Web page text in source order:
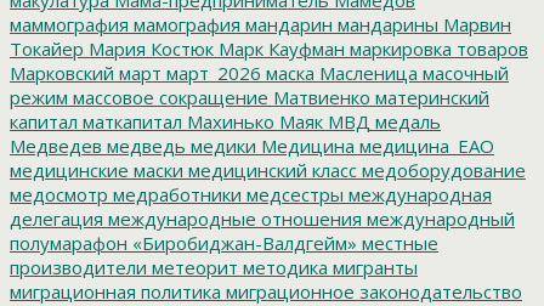
маммография мамография мандарин мандарины Марвин
Токайер Мария Костюк Марк Кауфман маркировка товаров
Марковский март март_2026 маска Масленица масочный
режим массовое сокращение Матвиенко материнский
капитал маткапитал Махинько Маяк МВД медаль
Медведев медведь медики Медицина медицина_ЕАО
медицинские маски медицинский класс медоборудование
медосмотр медработники медсестры международная
делегация международные отношения международный
полумарафон «Биробиджан-Валдгейм» местные
производители метеорит методика мигранты
миграционная политика миграционное законодательство